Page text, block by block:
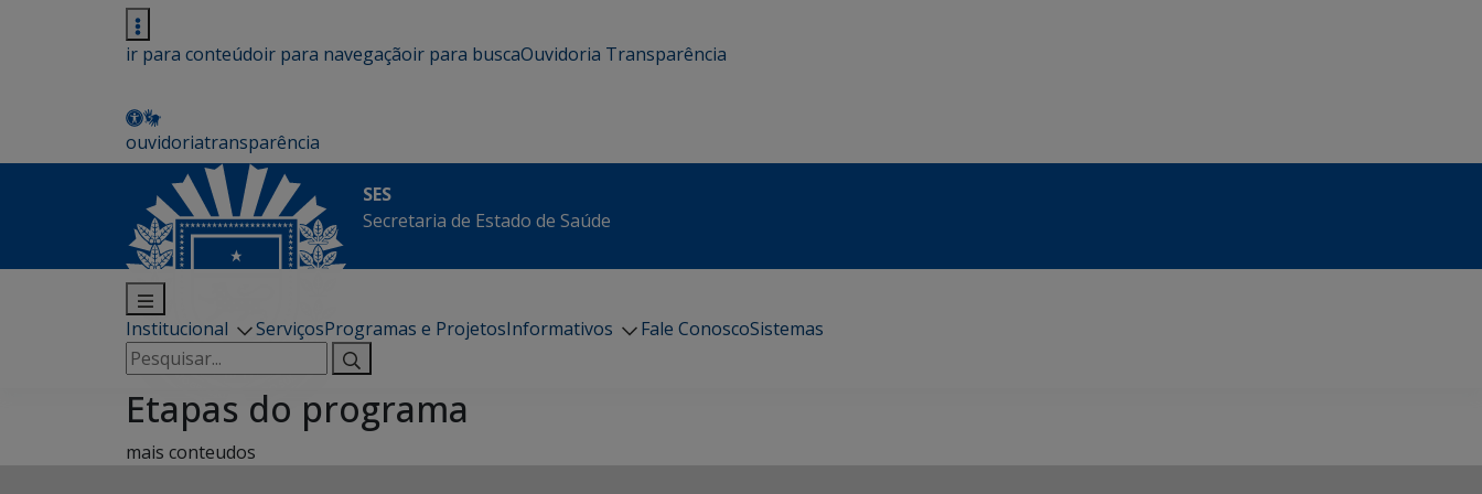
ir para conteúdoir para navegaçãoir para buscaOuvidoria Transparência
ouvidoriatransparência
SES
Secretaria de Estado de Saúde
Institucional ServiçosProgramas e ProjetosInformativos Fale ConoscoSistemas
Pesquisar
por:
Etapas do programa
mais conteudos